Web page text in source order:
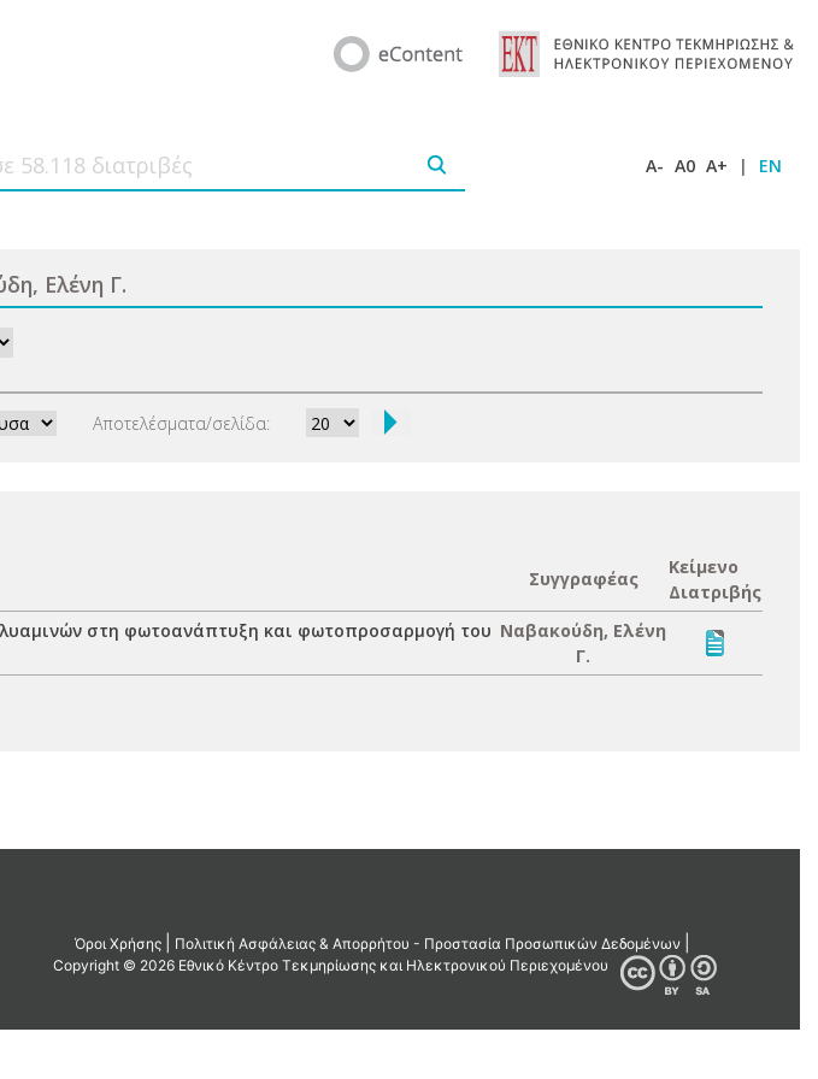
A- A0 A+ | EN
Ελένη Γ.
Αποτελέσματα/σελίδα:
Συγγραφέας
Κείμενο
Διατριβής
στη φωτοανάπτυξη και φωτοπροσαρμογή του Ναβακούδη, Ελένη
Γ.